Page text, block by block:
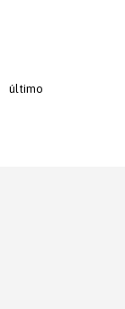
último